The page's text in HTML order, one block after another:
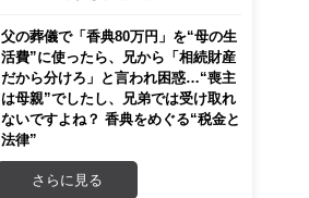
父の葬儀で「香典80万円」を“母の生
活費”に使ったら、兄から「相続財産
だから分けろ」と言われ困惑…“喪主
は母親”でしたし、兄弟では受け取れ
ないですよね？ 香典をめぐる“税金と
法律”
さらに見る